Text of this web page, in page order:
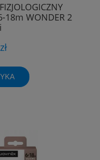
18m WONDER 2